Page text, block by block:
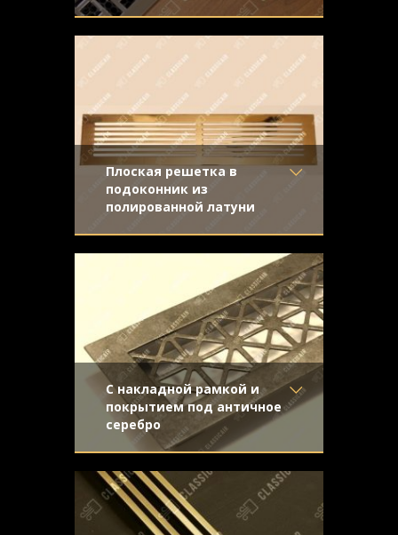
Материал- Нержавеющая
сталь
нержавейка
Конструкция- С отбортовкой
геометрическим орнаментом.
Конструкция с отбортовкой и скрытым
Плоская решетка в
подоконник из
полированной латуни
Материал- Латунь
Отделка- Полированная
Конструкция- Плоская
С накладной рамкой и
покрытием под античное
серебро
Материал- Обычная сталь
Отделка-
Узор- Треугольники
Конструкция- С накладной
рамкой
под античное серебро. Внешне
напоминает ценный антикварный
аксессуар